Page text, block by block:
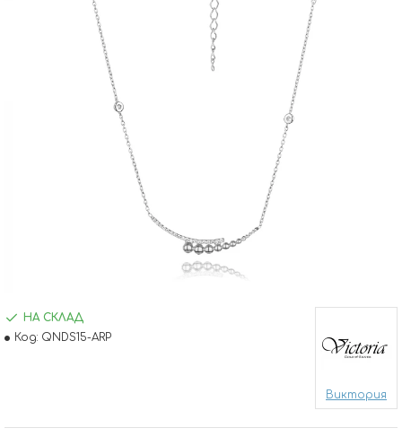
НА СКЛАД
Код: QNDS15-ARP
Виктория